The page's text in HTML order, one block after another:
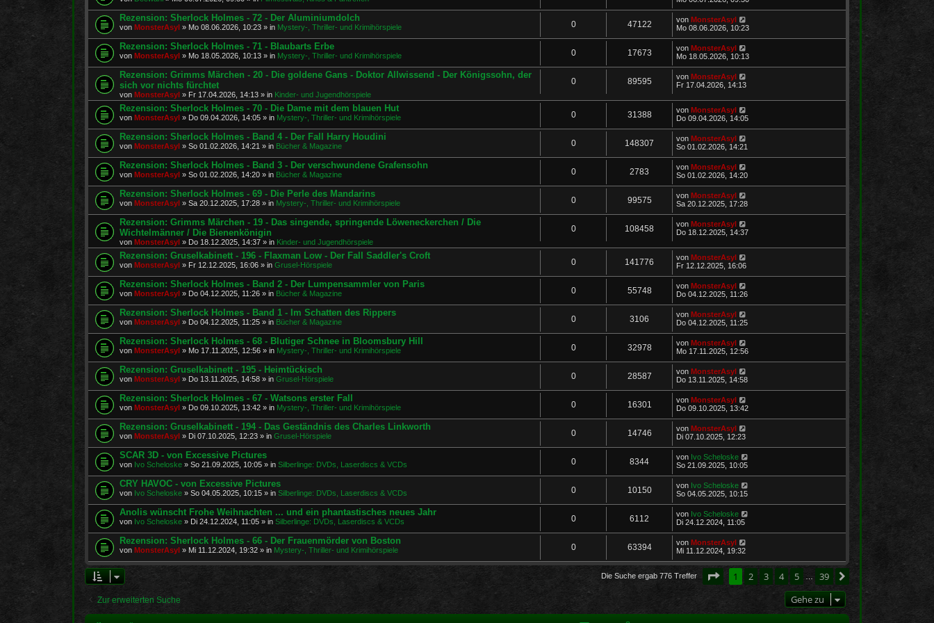
Rezension: Sherlock Holmes - 72 - Der Aluminiumdolch
von MonsterAsyl » Mo 08.06.2026, 10:23 » in Mystery-, Thriller- und Krimihörspiele 0 47122 von MonsterAsyl
Mo 08.06.2026, 10:23
Rezension: Sherlock Holmes - 71 - Blaubarts Erbe
von MonsterAsyl » Mo 18.05.2026, 10:13 » in Mystery-, Thriller- und Krimihörspiele 0 17673 von MonsterAsyl
Mo 18.05.2026, 10:13
Rezension: Grimms Märchen - 20 - Die goldene Gans - Doktor Allwissend - Der Königssohn, der
sich vor nichts fürchtet
von MonsterAsyl » Fr 17.04.2026, 14:13 » in Kinder- und Jugendhörspiele
0 89595 von MonsterAsyl
Fr 17.04.2026, 14:13
Rezension: Sherlock Holmes - 70 - Die Dame mit dem blauen Hut
von MonsterAsyl » Do 09.04.2026, 14:05 » in Mystery-, Thriller- und Krimihörspiele 0 31388 von MonsterAsyl
Do 09.04.2026, 14:05
Rezension: Sherlock Holmes - Band 4 - Der Fall Harry Houdini
von MonsterAsyl » So 01.02.2026, 14:21 » in Bücher & Magazine 0 148307 von MonsterAsyl
So 01.02.2026, 14:21
Rezension: Sherlock Holmes - Band 3 - Der verschwundene Grafensohn
von MonsterAsyl » So 01.02.2026, 14:20 » in Bücher & Magazine 0 2783 von MonsterAsyl
So 01.02.2026, 14:20
Rezension: Sherlock Holmes - 69 - Die Perle des Mandarins
von MonsterAsyl » Sa 20.12.2025, 17:28 » in Mystery-, Thriller- und Krimihörspiele 0 99575 von MonsterAsyl
Sa 20.12.2025, 17:28
Rezension: Grimms Märchen - 19 - Das singende, springende Löweneckerchen / Die
Wichtelmänner / Die Bienenkönigin
von MonsterAsyl » Do 18.12.2025, 14:37 » in Kinder- und Jugendhörspiele
0 108458 von MonsterAsyl
Do 18.12.2025, 14:37
Rezension: Gruselkabinett - 196 - Flaxman Low - Der Fall Saddler's Croft
von MonsterAsyl » Fr 12.12.2025, 16:06 » in Grusel-Hörspiele 0 141776 von MonsterAsyl
Fr 12.12.2025, 16:06
Rezension: Sherlock Holmes - Band 2 - Der Lumpensammler von Paris
von MonsterAsyl » Do 04.12.2025, 11:26 » in Bücher & Magazine 0 55748 von MonsterAsyl
Do 04.12.2025, 11:26
Rezension: Sherlock Holmes - Band 1 - Im Schatten des Rippers
von MonsterAsyl » Do 04.12.2025, 11:25 » in Bücher & Magazine 0 3106 von MonsterAsyl
Do 04.12.2025, 11:25
Rezension: Sherlock Holmes - 68 - Blutiger Schnee in Bloomsbury Hill
von MonsterAsyl » Mo 17.11.2025, 12:56 » in Mystery-, Thriller- und Krimihörspiele 0 32978 von MonsterAsyl
Mo 17.11.2025, 12:56
Rezension: Gruselkabinett - 195 - Heimtückisch
von MonsterAsyl » Do 13.11.2025, 14:58 » in Grusel-Hörspiele 0 28587 von MonsterAsyl
Do 13.11.2025, 14:58
Rezension: Sherlock Holmes - 67 - Watsons erster Fall
von MonsterAsyl » Do 09.10.2025, 13:42 » in Mystery-, Thriller- und Krimihörspiele 0 16301 von MonsterAsyl
Do 09.10.2025, 13:42
Rezension: Gruselkabinett - 194 - Das Geständnis des Charles Linkworth
von MonsterAsyl » Di 07.10.2025, 12:23 » in Grusel-Hörspiele 0 14746 von MonsterAsyl
Di 07.10.2025, 12:23
SCAR 3D - von Excessive Pictures
von Ivo Scheloske » So 21.09.2025, 10:05 » in Silberlinge: DVDs, Laserdiscs & VCDs 0 8344 von Ivo Scheloske
So 21.09.2025, 10:05
CRY HAVOC - von Excessive Pictures
von Ivo Scheloske » So 04.05.2025, 10:15 » in Silberlinge: DVDs, Laserdiscs & VCDs 0 10150 von Ivo Scheloske
So 04.05.2025, 10:15
Anolis wünscht Frohe Weihnachten ... und ein phantastisches neues Jahr
von Ivo Scheloske » Di 24.12.2024, 11:05 » in Silberlinge: DVDs, Laserdiscs & VCDs 0 6112 von Ivo Scheloske
Di 24.12.2024, 11:05
Rezension: Sherlock Holmes - 66 - Der Frauenmörder von Boston
von MonsterAsyl » Mi 11.12.2024, 19:32 » in Mystery-, Thriller- und Krimihörspiele 0 63394 von MonsterAsyl
Mi 11.12.2024, 19:32
Die Suche ergab 776 Treffer Seite von39
1 2 3 4 5 39
Zur erweiterten Suche Gehe zu